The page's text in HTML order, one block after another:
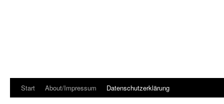
Start About/Impressum Datenschutzerklärung